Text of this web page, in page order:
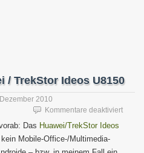
/ TrekStor Ideos U8150
2010
Kommentare deaktiviertfür
Das Huawei/TrekStor Ideos
Mobile-Office-/Multimedia-